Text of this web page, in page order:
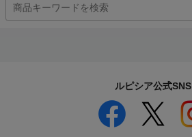
ルピシア公式SNS